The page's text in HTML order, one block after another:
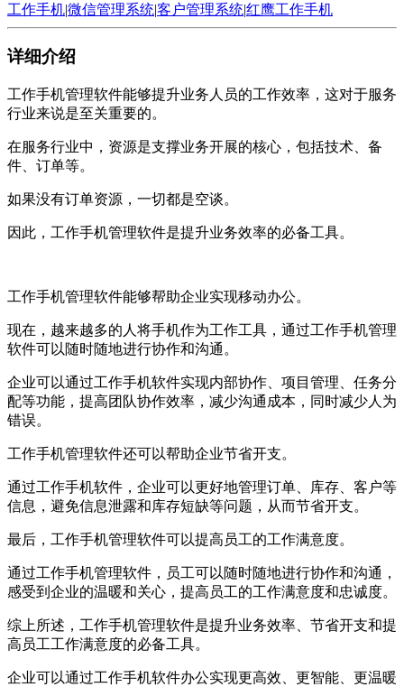
工作手机|微信管理系统|客户管理系统|红鹰工作手机
详细介绍
工作手机管理软件能够提升业务人员的工作效率，这对于服务
行业来说是至关重要的。
在服务行业中，资源是支撑业务开展的核心，包括技术、备
件、订单等。
如果没有订单资源，一切都是空谈。
因此，工作手机管理软件是提升业务效率的必备工具。
工作手机管理软件能够帮助企业实现移动办公。
现在，越来越多的人将手机作为工作工具，通过工作手机管理
软件可以随时随地进行协作和沟通。
企业可以通过工作手机软件实现内部协作、项目管理、任务分
配等功能，提高团队协作效率，减少沟通成本，同时减少人为
错误。
工作手机管理软件还可以帮助企业节省开支。
通过工作手机软件，企业可以更好地管理订单、库存、客户等
信息，避免信息泄露和库存短缺等问题，从而节省开支。
最后，工作手机管理软件可以提高员工的工作满意度。
通过工作手机管理软件，员工可以随时随地进行协作和沟通，
感受到企业的温暖和关心，提高员工的工作满意度和忠诚度。
综上所述，工作手机管理软件是提升业务效率、节省开支和提
高员工工作满意度的必备工具。
企业可以通过工作手机软件办公实现更高效、更智能、更温暖